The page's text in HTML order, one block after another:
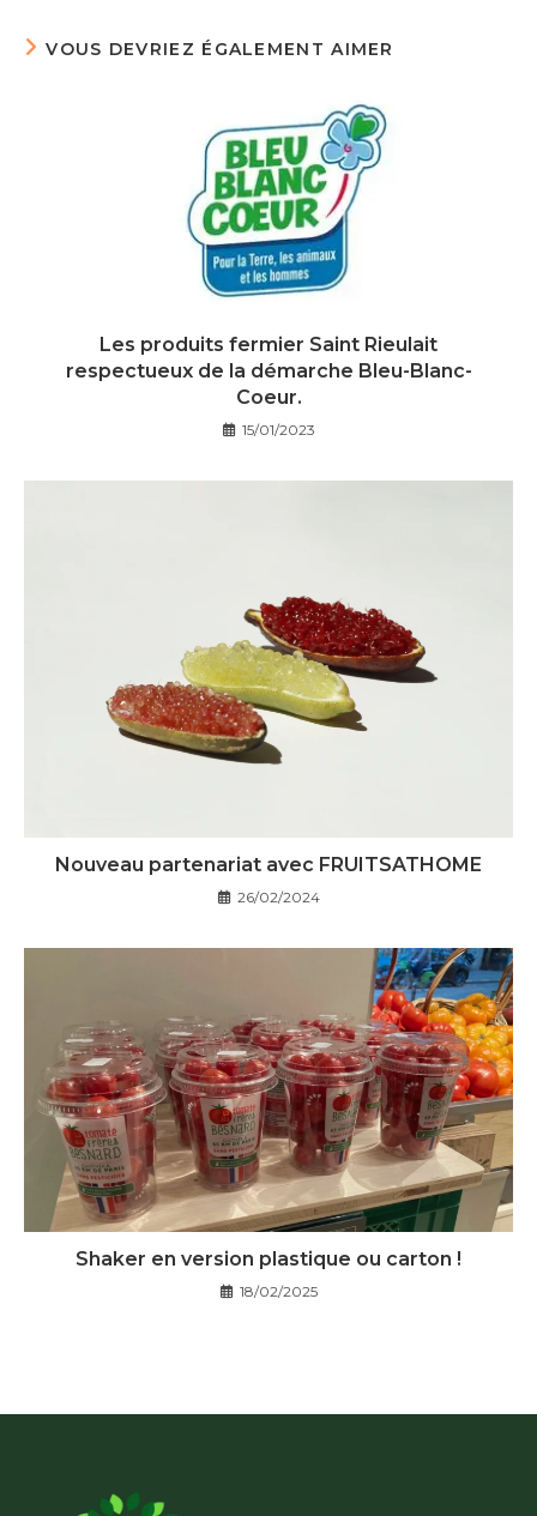
VOUS DEVRIEZ ÉGALEMENT AIMER
Les produits fermier Saint Rieulait
respectueux de la démarche Bleu-Blanc-
Coeur.
15/01/2023
Nouveau partenariat avec FRUITSATHOME
26/02/2024
Shaker en version plastique ou carton !
18/02/2025